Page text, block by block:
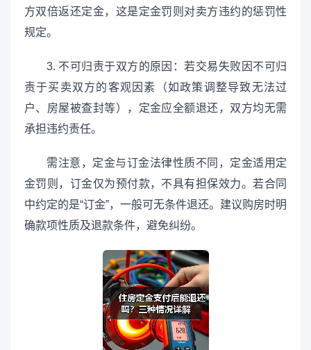
方双倍返还定金，这是定金罚则对卖方违约的惩罚性
规定。
3. 不可归责于双方的原因：若交易失败因不可归
责于买卖双方的客观因素（如政策调整导致无法过
户、房屋被查封等），定金应全额退还，双方均无需
承担违约责任。
需注意，定金与订金法律性质不同，定金适用定
金罚则，订金仅为预付款，不具有担保效力。若合同
中约定的是“订金”，一般可无条件退还。建议购房时明
确款项性质及退款条件，避免纠纷。